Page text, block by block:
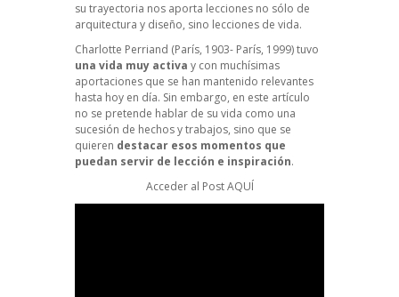
su trayectoria nos aporta lecciones no sólo de
arquitectura y diseño, sino lecciones de vida.
Charlotte Perriand (París, 1903- París, 1999) tuvo
una vida muy activa y con muchísimas
aportaciones que se han mantenido relevantes
hasta hoy en día. Sin embargo, en este artículo
no se pretende hablar de su vida como una
sucesión de hechos y trabajos, sino que se
quieren destacar esos momentos que
puedan servir de lección e inspiración.
Acceder al PostAQUÍ